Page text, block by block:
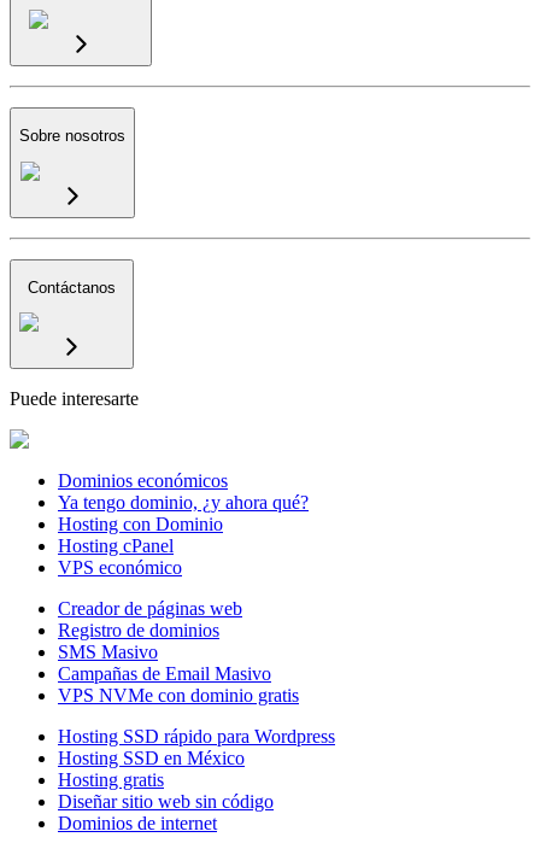
Sobre nosotros
Contáctanos
Puede interesarte
Dominios económicos
Ya tengo dominio, ¿y ahora qué?
Hosting con Dominio
Hosting cPanel
VPS económico
Creador de páginas web
Registro de dominios
SMS Masivo
Campañas de Email Masivo
VPS NVMe con dominio gratis
Hosting SSD rápido para Wordpress
Hosting SSD en México
Hosting gratis
Diseñar sitio web sin código
Dominios de internet